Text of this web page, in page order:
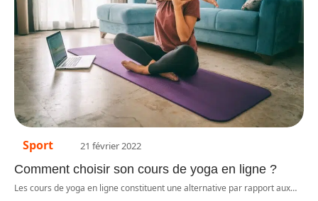
Sport 21 février 2022
Comment choisir son cours de yoga en ligne ?
Les cours de yoga en ligne constituent une alternative par rapport aux…